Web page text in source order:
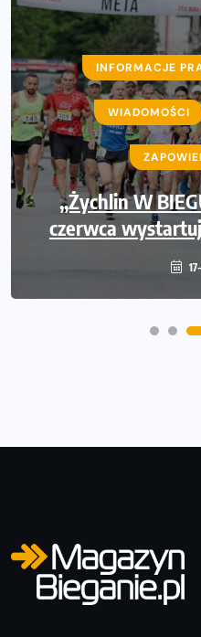
INFORMACJE
WIADOMOŚCI
„Żychlin W
czerwca